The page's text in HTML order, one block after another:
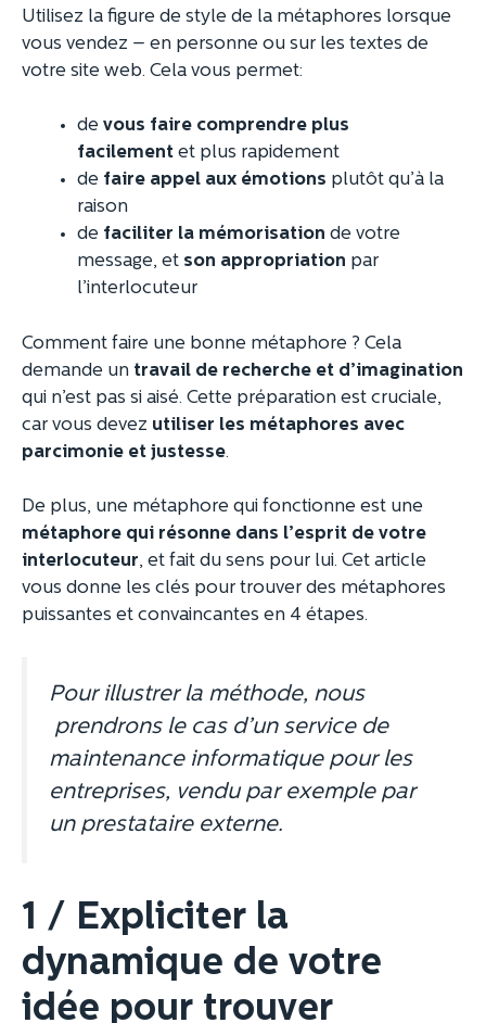
Utilisez la figure de style de la métaphores lorsque
vous vendez – en personne ou sur les textes de
votre site web. Cela vous permet:
de vous faire comprendre plus
facilement et plus rapidement
de faire appel aux émotions plutôt qu’à la
raison
de faciliter la mémorisation de votre
message, et son appropriation par
l’interlocuteur
Comment faire une bonne métaphore ? Cela
demande un travail de recherche et d’imagination
qui n’est pas si aisé. Cette préparation est cruciale,
car vous devez utiliser les métaphores avec
parcimonie et justesse.
De plus, une métaphore qui fonctionne est une
métaphore qui résonne dans l’esprit de votre
interlocuteur, et fait du sens pour lui. Cet article
vous donne les clés pour trouver des métaphores
puissantes et convaincantes en 4 étapes.
Pour illustrer la méthode, nous
prendrons le cas d’un service de
maintenance informatique pour les
entreprises, vendu par exemple par
un prestataire externe.
1 / Expliciter la
dynamique de votre
idée pour trouver